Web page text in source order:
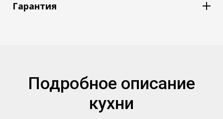
ручки
пристенный плинтус
цвет столешницы - индивидуальный
Гарантия
Подробное описание
кухни